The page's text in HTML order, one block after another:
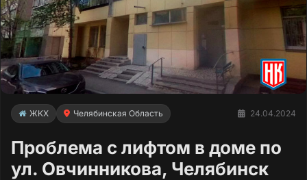
ЖКХ Челябинская Область 24.04.2024
Проблема с лифтом в доме по
ул. Овчинникова, Челябинск